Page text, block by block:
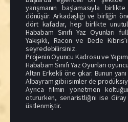
yarışmanın başlamasıyla
dönüşür. Arkadaşlığı ve birliğin
dört kafadar, hep birlikte
Hababam Sınıfı Yaz Oyunları
Yakışıklı, Racon ve Dede
seyredebilirsiniz.
Projenin Oyuncu Kadrosu ve
Hababam Sınıfı Yaz Oyunları
Altan Erkekli öne çıkar. Bunun
Albayram gibi isimler de
Ayrıca filmin yönetmen
otururken, senaristliğini ise Giray
üstlenmiştir.